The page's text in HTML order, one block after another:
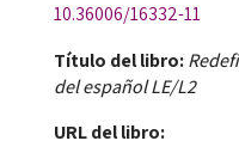
10.36006/16332-11
Título del libro:
del español LE/L2
URL del libro: